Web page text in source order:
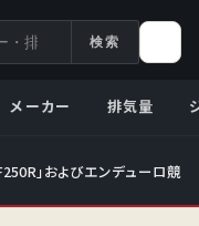
検索
メーカー 排気量
」およびエンデューロ競